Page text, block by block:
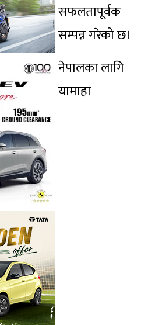
सफलतापूर्वक
सम्पन्न गरेको छ।
नेपालका लागि
यामाहा